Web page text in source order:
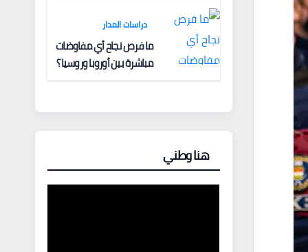
دراسات المدار
ما فرص نجاح أي مفاوضات
مباشرة بين أوروبا وروسيا؟
هنا وطني